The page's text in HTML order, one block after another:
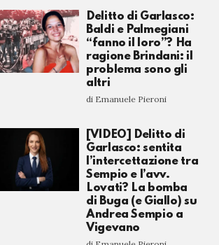
Delitto di Garlasco:
Baldi e Palmegiani
“fanno il loro”? Ha
ragione Brindani: il
problema sono gli
altri
di Emanuele Pieroni
[VIDEO] Delitto di
Garlasco: sentita
l’intercettazione tra
Sempio e l’avv.
Lovati? La bomba
di Buga (e Giallo) su
Andrea Sempio a
Vigevano